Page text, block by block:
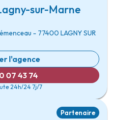
sur-Marne
- 77400 LAGNY SUR
l'agence
07 43 74
24h/24 7j/7
Partenaire